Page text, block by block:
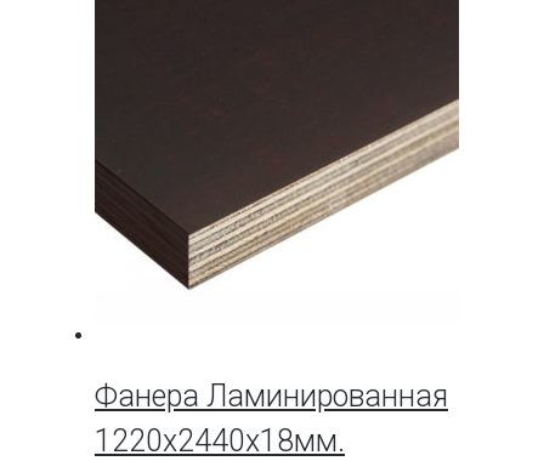
Фанера Ламинированная
1220х2440х18мм.